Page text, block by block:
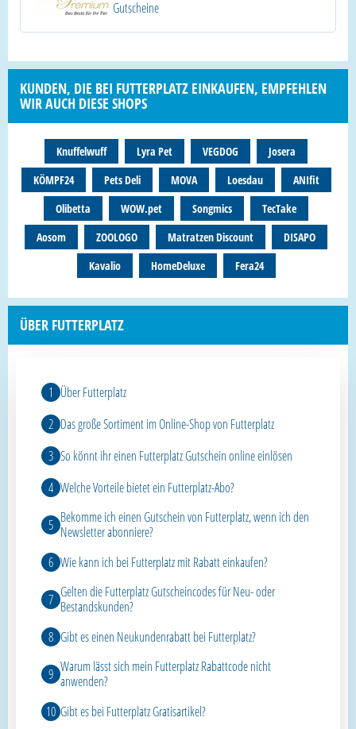
Gutscheine
KUNDEN, DIE BEI FUTTERPLATZ EINKAUFEN, EMPFEHLEN
WIR AUCH DIESE SHOPS
Knuffelwuff Lyra Pet VEGDOG
Josera
KÖMPF24
Pets Deli MOVA Loesdau
ANIfit
Olibetta
WOW.pet Songmics
TecTake
Aosom
ZOOLOGO Matratzen Discount
DISAPO
Kavalio
HomeDeluxe Fera24
ÜBER FUTTERPLATZ
Über Futterplatz
Das große Sortiment im Online-Shop von Futterplatz
So könnt ihr einen Futterplatz Gutschein online einlösen
Welche Vorteile bietet ein Futterplatz-Abo?
Bekomme ich einen Gutschein von Futterplatz, wenn ich den
Newsletter abonniere?
Wie kann ich bei Futterplatz mit Rabatt einkaufen?
Gelten die Futterplatz Gutscheincodes für Neu- oder
Bestandskunden?
Gibt es einen Neukundenrabatt bei Futterplatz?
Warum lässt sich mein Futterplatz Rabattcode nicht
anwenden?
Gibt es bei Futterplatz Gratisartikel?